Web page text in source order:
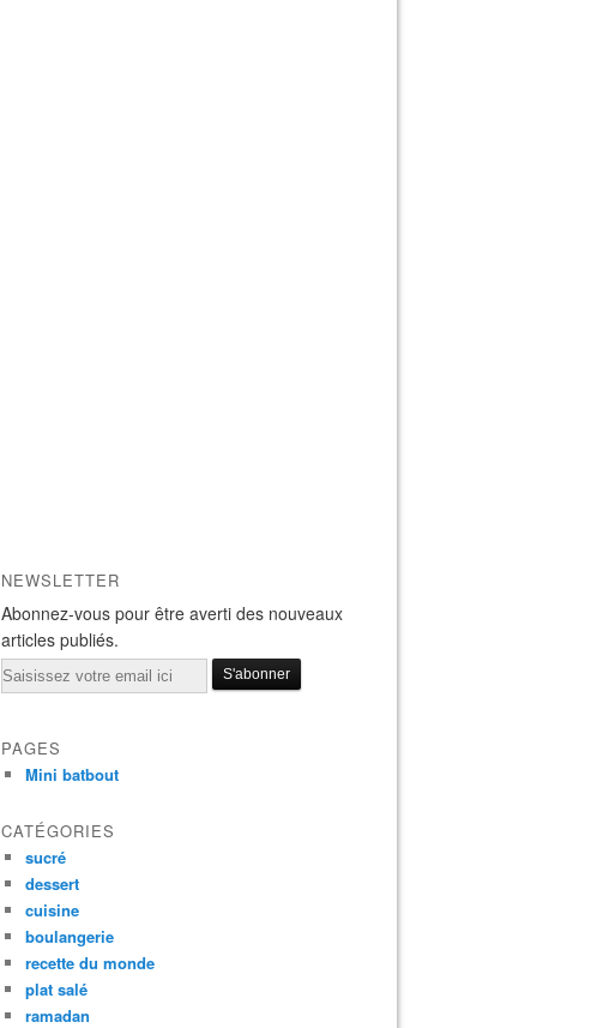
NEWSLETTER
Abonnez-vous pour être averti des nouveaux
articles publiés.
Email
PAGES
Mini batbout
CATÉGORIES
sucré
dessert
cuisine
boulangerie
recette du monde
plat salé
ramadan